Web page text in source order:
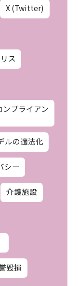
X (Twitter)
ス
プライアン
ルの適法化
シー
介護施設
毀損